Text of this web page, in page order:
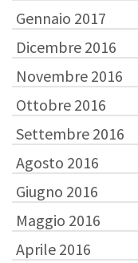
Gennaio 2017
Dicembre 2016
Novembre 2016
Ottobre 2016
Settembre 2016
Agosto 2016
Giugno 2016
Maggio 2016
Aprile 2016